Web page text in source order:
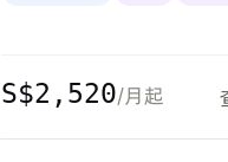
S$2,520/月起